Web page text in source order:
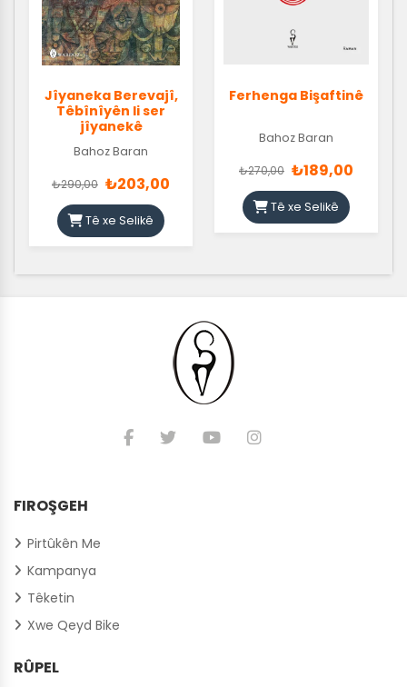
Jîyaneka Berevajî,
Têbînîyên li ser
jîyanekê
Bahoz Baran
₺290,00 ₺203,00
Tê xe Selikê
Ferhenga Bişaftinê
Bahoz Baran
₺270,00 ₺189,00
Tê xe Selikê
FIROŞGEH
Pirtûkên Me
Kampanya
Têketin
Xwe Qeyd Bike
RÛPEL